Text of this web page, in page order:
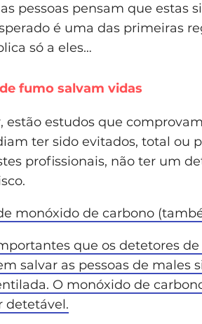
pessoas pensam que estas
é uma das primeiras
só a eles…
fumo salvam vidas
estão estudos que
ter sido evitados, total ou
profissionais, não ter um
monóxido de carbono
que os detetores
salvar as pessoas de males
O monóxido de
detetável.